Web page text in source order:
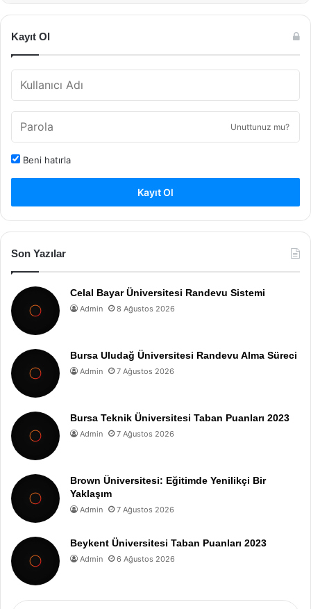
Kayıt Ol
Unuttunuz mu?
Beni hatırla
Kayıt Ol
Son Yazılar
Celal Bayar Üniversitesi Randevu Sistemi
Admin 8 Ağustos 2026
Bursa Uludağ Üniversitesi Randevu Alma Süreci
Admin 7 Ağustos 2026
Bursa Teknik Üniversitesi Taban Puanları 2023
Admin 7 Ağustos 2026
Brown Üniversitesi: Eğitimde Yenilikçi Bir
Yaklaşım
Admin 7 Ağustos 2026
Beykent Üniversitesi Taban Puanları 2023
Admin 6 Ağustos 2026